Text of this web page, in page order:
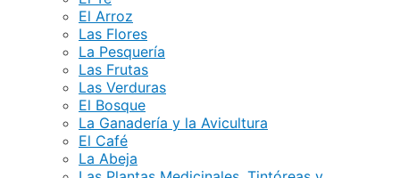
El Arroz
Las Flores
La Pesquería
Las Frutas
Las Verduras
El Bosque
La Ganadería y la Avicultura
El Café
La Abeja